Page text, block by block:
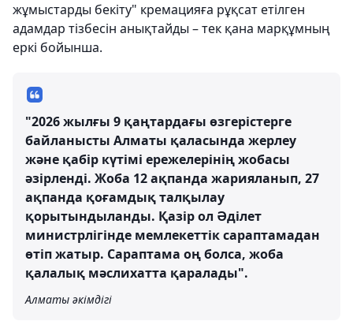
жұмыстарды бекіту" кремацияға рұқсат етілген
адамдар тізбесін анықтайды – тек қана марқұмның
еркі бойынша.
"2026 жылғы 9 қаңтардағы өзгерістерге
байланысты Алматы қаласында жерлеу
және қабір күтімі ережелерінің жобасы
әзірленді. Жоба 12 ақпанда жарияланып, 27
ақпанда қоғамдық талқылау
қорытындыланды. Қазір ол Әділет
министрлігінде мемлекеттік сараптамадан
өтіп жатыр. Сараптама оң болса, жоба
қалалық мәслихатта қаралады".
Алматы әкімдігі